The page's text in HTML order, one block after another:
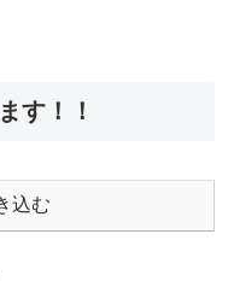
す！！
込む